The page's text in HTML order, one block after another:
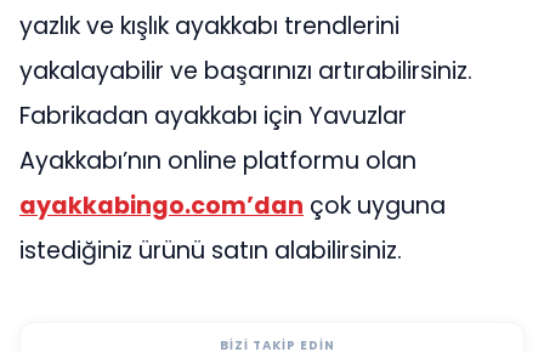
yazlık ve kışlık ayakkabı trendlerini
yakalayabilir ve başarınızı artırabilirsiniz.
Fabrikadan ayakkabı için Yavuzlar
Ayakkabı’nın online platformu olan
ayakkabingo.com’dan çok uyguna
istediğiniz ürünü satın alabilirsiniz.
BIZI TAKIP EDIN